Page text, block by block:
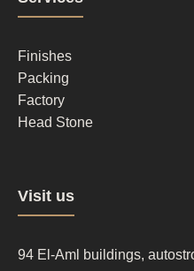
column
2
Finishes
Packing
Factory
Head Stone
Footer
column
3
Visit us
94 El-Aml buildings,